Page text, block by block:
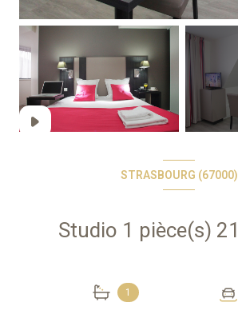
STRASBOURG (67000)
1